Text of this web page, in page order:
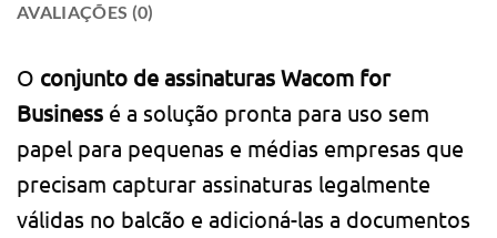
AVALIAÇÕES (0)
O conjunto de assinaturas Wacom for
Business é a solução pronta para uso sem
papel para pequenas e médias empresas que
precisam capturar assinaturas legalmente
válidas no balcão e adicioná-las a documentos